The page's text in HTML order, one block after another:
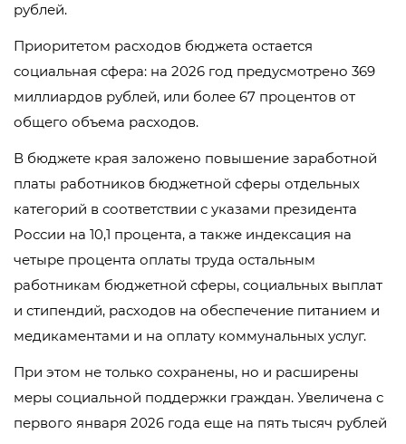
рублей.
Приоритетом расходов бюджета остается
социальная сфера: на 2026 год предусмотрено 369
миллиардов рублей, или более 67 процентов от
общего объема расходов.
В бюджете края заложено повышение заработной
платы работников бюджетной сферы отдельных
категорий в соответствии с указами президента
России на 10,1 процента, а также индексация на
четыре процента оплаты труда остальным
работникам бюджетной сферы, социальных выплат
и стипендий, расходов на обеспечение питанием и
медикаментами и на оплату коммунальных услуг.
При этом не только сохранены, но и расширены
меры социальной поддержки граждан. Увеличена с
первого января 2026 года еще на пять тысяч рублей